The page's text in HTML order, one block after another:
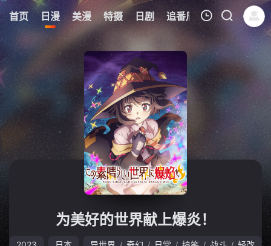
首页 日漫 美漫 特摄 日剧 追番周表 今日更新
8
我的观影记录
暂无观看影片的记录
为美好的世界献上爆炎！